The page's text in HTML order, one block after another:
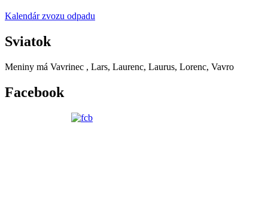
Kalendár zvozu odpadu
Sviatok
Meniny má Vavrinec , Lars, Laurenc, Laurus, Lorenc, Vavro
Facebook